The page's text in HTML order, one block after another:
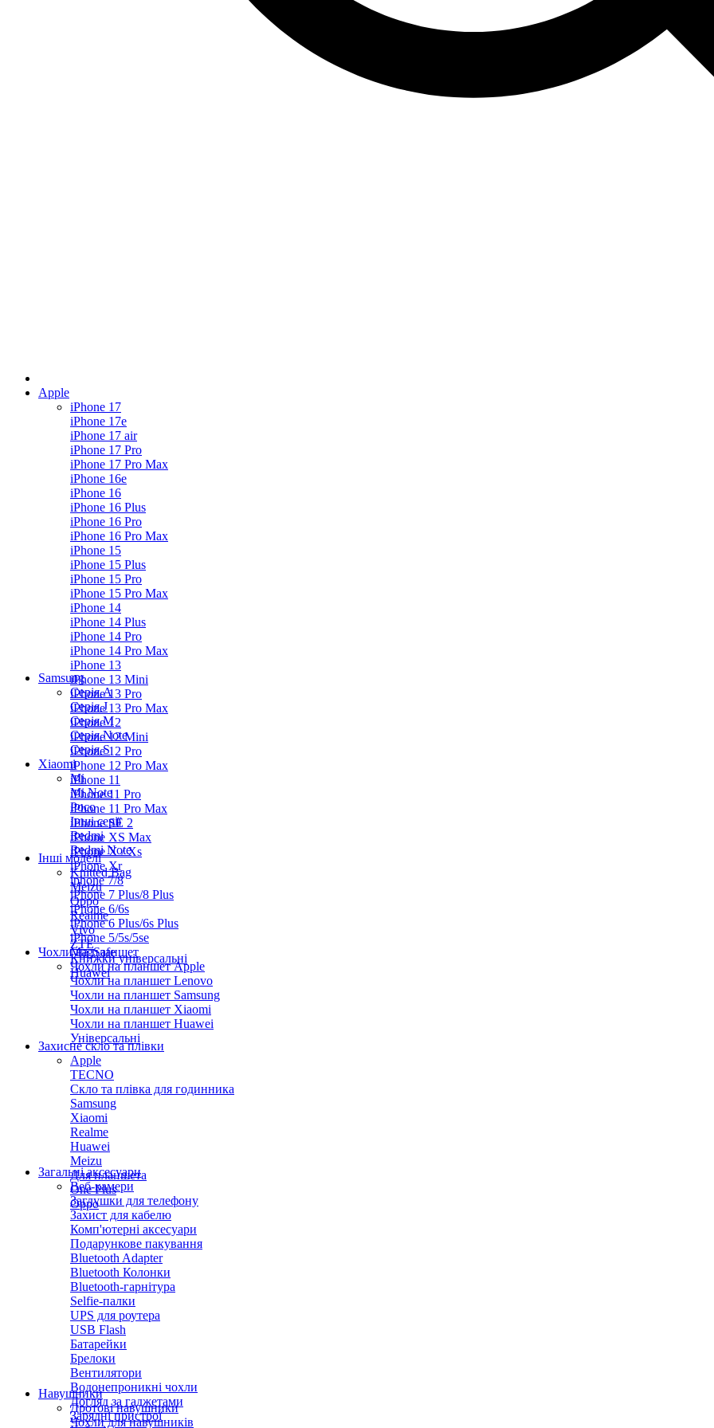
Apple
iPhone 17
iPhone 17e
iPhone 17 air
iPhone 17 Pro
iPhone 17 Pro Max
iPhone 16e
iPhone 16
iPhone 16 Plus
iPhone 16 Pro
iPhone 16 Pro Max
iPhone 15
iPhone 15 Plus
iPhone 15 Pro
iPhone 15 Pro Max
iPhone 14
iPhone 14 Plus
iPhone 14 Pro
iPhone 14 Pro Max
iPhone 13
iPhone 13 Mini
iPhone 13 Pro
iPhone 13 Pro Max
iPhone 12
iPhone 12 Mini
iPhone 12 Pro
iPhone 12 Pro Max
iPhone 11
iPhone 11 Pro
iPhone 11 Pro Max
iPhone SE 2
iPhone XS Max
iPhone X / Xs
iPhone Xr
iphone 7/8
iPhone 7 Plus/8 Plus
iPhone 6/6s
iPhone 6 Plus/6s Plus
iPhone 5/5s/5se
MagSafe
Samsung
Серія А
Серiя J
Серiя M
Серія Note
Серія S
Xiaomi
Mi
Mi Note
Poco
Інші серії
Redmi
Redmi Note
Інші моделі
Knitted Bag
Meizu
Oppo
Realme
Vivo
ZTE
Книжки універсальні
Huawei
Чохли на планшет
Чохли на планшет Apple
Чохли на планшет Lenovo
Чохли на планшет Samsung
Чохли на планшет Xiaomi
Чохли на планшет Huawei
Універсальні
Захисне скло та плівки
Apple
TECNO
Скло та плівка для годинника
Samsung
Xiaomi
Realme
Huawei
Meizu
Для планшета
One Plus
Oppo
Загальні аксесуари
Веб-камери
Заглушки для телефону
Захист для кабелю
Комп'ютерні аксесуари
Подарункове пакування
Bluetooth Adapter
Bluetooth Колонки
Bluetooth-гарнітура
Selfie-палки
UPS для роутера
USB Flash
Батарейки
Брелоки
Вентилятори
Водонепроникні чохли
Догляд за гаджетами
Зарядні пристрої
Навушники
Дротові навушники
Чохли для навушників